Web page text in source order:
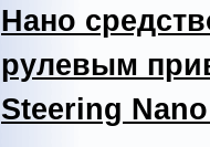
Нано
рулевым
Steering